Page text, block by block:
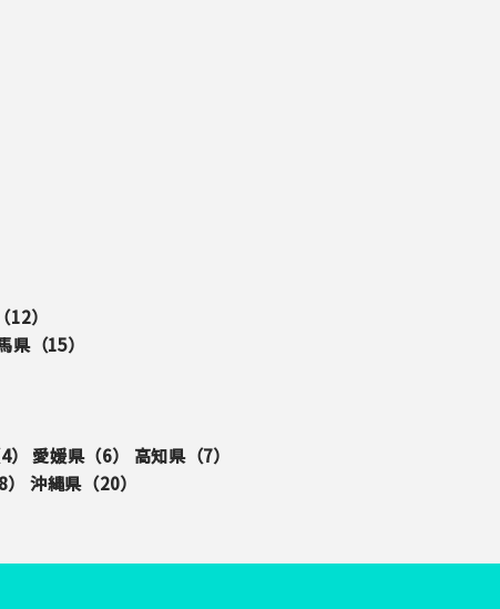
12）
県（15）
4） 愛媛県（6） 高知県（7）
） 沖縄県（20）